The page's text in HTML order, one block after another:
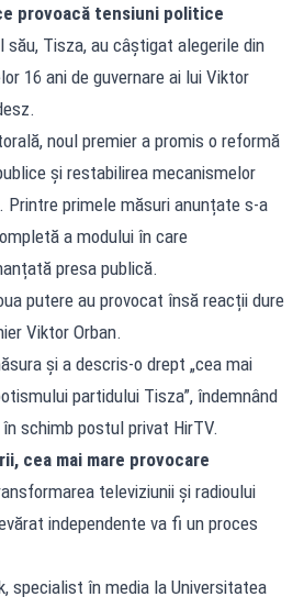
provoacă tensiuni politice
său, Tisza, au câștigat alegerile din
16 ani de guvernare ai lui Viktor
noul premier a promis o reformă
și restabilirea mecanismelor
primele măsuri anunțate s-a
a modului în care
presa publică.
putere au provocat însă reacții dure
Viktor Orban.
și a descris-o drept „cea mai
partidului Tisza”, îndemnând
schimb postul privat HirTV.
cea mai mare provocare
televiziunii și radioului
independente va fi un proces
specialist în media la Universitatea